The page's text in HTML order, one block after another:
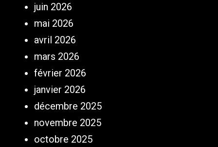
juin 2026
mai 2026
avril 2026
mars 2026
février 2026
janvier 2026
décembre 2025
novembre 2025
octobre 2025